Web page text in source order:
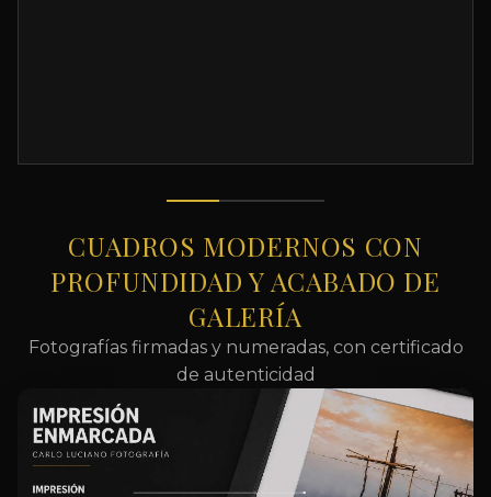
CUADROS MODERNOS CON
PROFUNDIDAD Y ACABADO DE
GALERÍA
Fotografías firmadas y numeradas, con certificado
de autenticidad